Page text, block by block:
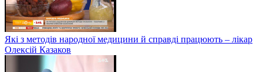
Які з методів народної медицини й справді працюють – лікар
Олексій Казаков